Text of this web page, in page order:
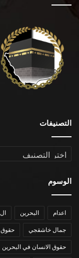
التصنيفات
التصنيفات
الوسوم
اعدام البحرين
جمال خاشقجي حقوق
حقوق الانسان في البحرين